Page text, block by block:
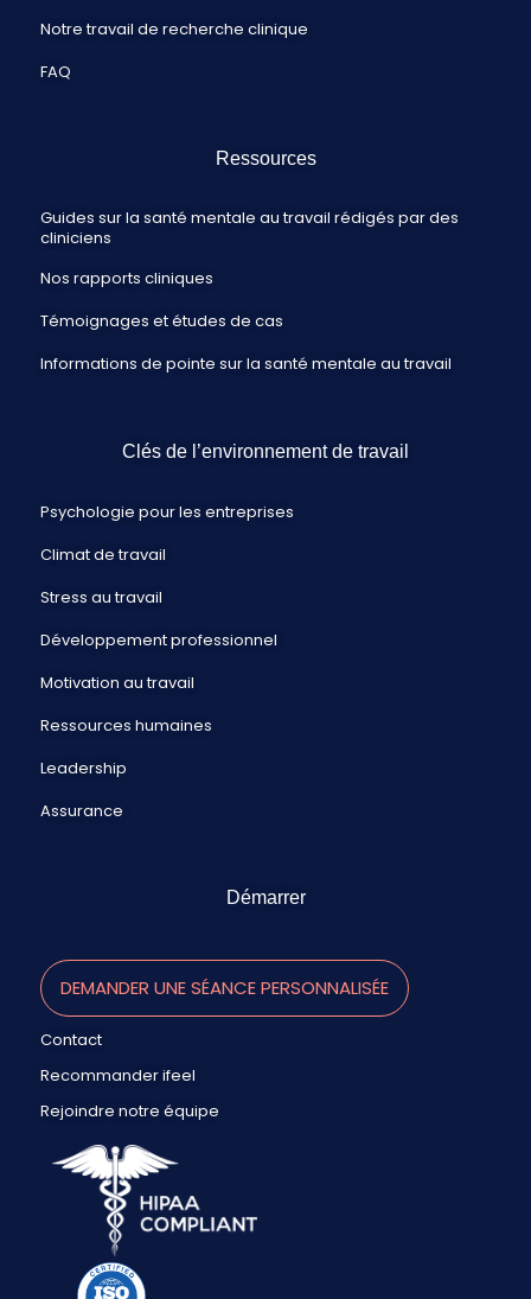
Notre travail de recherche clinique
FAQ
Ressources
Guides sur la santé mentale au travail rédigés par des
cliniciens
Nos rapports cliniques
Témoignages et études de cas
Informations de pointe sur la santé mentale au travail
Clés de l’environnement de travail
Psychologie pour les entreprises
Climat de travail
Stress au travail
Développement professionnel
Motivation au travail
Ressources humaines
Leadership
Assurance
Démarrer
DEMANDER UNE SÉANCE PERSONNALISÉE
Contact
Recommander ifeel
Rejoindre notre équipe